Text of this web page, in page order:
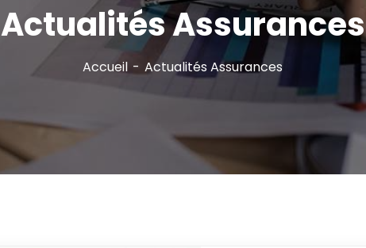
Actualités Assurances
Accueil Actualités Assurances